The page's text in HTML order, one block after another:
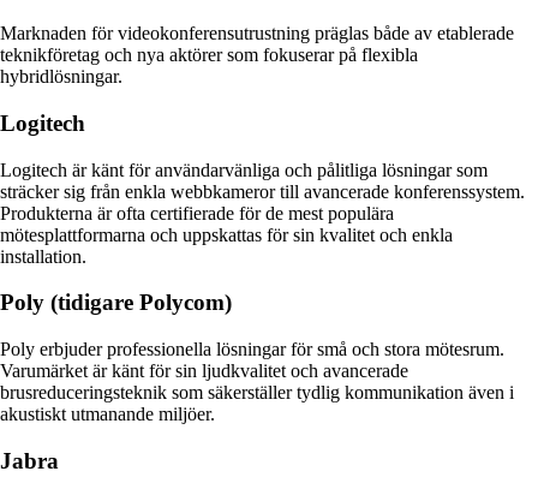
Marknaden för videokonferensutrustning präglas både av etablerade
teknikföretag och nya aktörer som fokuserar på flexibla
hybridlösningar.
Logitech
Logitech är känt för användarvänliga och pålitliga lösningar som
sträcker sig från enkla webbkameror till avancerade konferenssystem.
Produkterna är ofta certifierade för de mest populära
mötesplattformarna och uppskattas för sin kvalitet och enkla
installation.
Poly (tidigare Polycom)
Poly erbjuder professionella lösningar för små och stora mötesrum.
Varumärket är känt för sin ljudkvalitet och avancerade
brusreduceringsteknik som säkerställer tydlig kommunikation även i
akustiskt utmanande miljöer.
Jabra